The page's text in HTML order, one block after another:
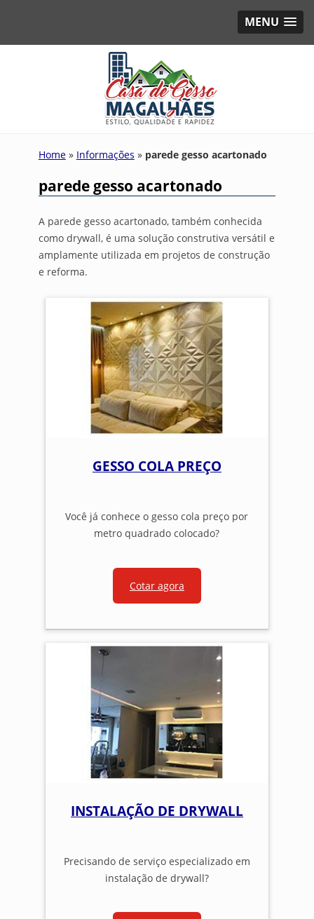
MENU
Home » Informações » parede gesso acartonado
parede gesso acartonado
A parede gesso acartonado, também conhecida
como drywall, é uma solução construtiva versátil e
amplamente utilizada em projetos de construção
e reforma.
GESSO COLA PREÇO
Você já conhece o gesso cola preço por
metro quadrado colocado?
Cotar agora
INSTALAÇÃO DE DRYWALL
Precisando de serviço especializado em
instalação de drywall?